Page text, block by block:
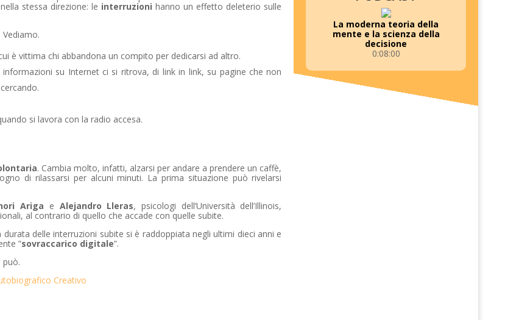
stessa direzione: le interruzioni hanno un effetto deleterio sulle
è vittima chi abbandona un compito per dedicarsi ad altro.
su Internet ci si ritrova, di link in link, su pagine che non
si lavora con la radio accesa.
. Cambia molto, infatti, alzarsi per andare a prendere un caffè,
di rilassarsi per alcuni minuti. La prima situazione può rivelarsi
Ariga e Alejandro Lleras, psicologi dell’Università dell’Illinois,
al contrario di quello che accade con quelle subite.
delle interruzioni subite si è raddoppiata negli ultimi dieci anni e
”sovraccarico digitale”.
può.
La moderna teoria della
mente e la scienza della
decisione
0:08:00